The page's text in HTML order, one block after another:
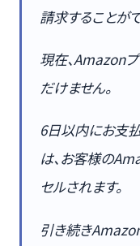
請求することが
現在、Amazon
だけません。
6日以内にお支
は、お客様の
セルされます。
引き続き